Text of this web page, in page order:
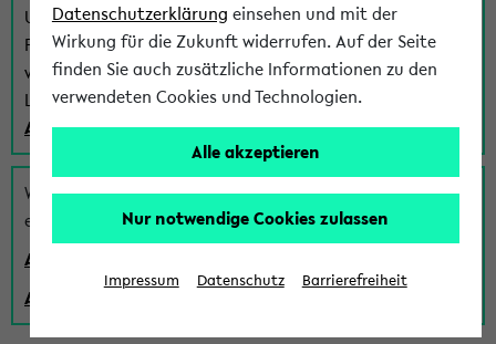
Um sich einen Stundenplan zu erstellen und alle weiteren
Funktionen des eKVVs für Studierende zu nutzen,
verwenden Sie diesen Link zur Anmeldung über Ihr Uni
Login:
Anmeldung zum eKVV der Studierenden
Wenn Sie (noch) kein Uni Login haben, können Sie das
eKVV auch über einen Gastzugang verwenden:
Anmeldung über einen vorhandenen Gastzugang
Anlegen eines neuen Gastzugangs
Datenschutzerklärung einsehen und mit der
Wirkung für die Zukunft widerrufen. Auf der Seite
finden Sie auch zusätzliche Informationen zu den
verwendeten Cookies und Technologien.
Alle akzeptieren
Nur notwendige Cookies zulassen
Impressum Datenschutz Barrierefreiheit